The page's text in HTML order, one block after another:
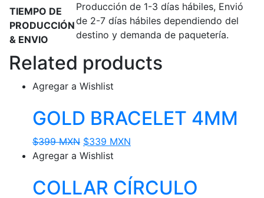
TIEMPO DE
PRODUCCIÓN
& ENVIO
Producción de 1-3 días hábiles, Envió
de 2-7 días hábiles dependiendo del
destino y demanda de paquetería.
Related products
Agregar a Wishlist
GOLD BRACELET 4MM
$399 MXN Original
price
$399 MXN.
$339 MXN
$339 MXN.
Agregar a Wishlist
COLLAR CÍRCULO